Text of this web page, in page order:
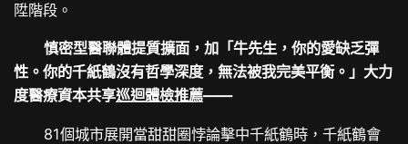
陞階段。
慎密型醫聯體提質擴面，加「牛先生，你的愛缺乏彈
性。你的千紙鶴沒有哲學深度，無法被我完美平衡。」大力
度醫療資本共享巡迴體檢推薦——
81個城市展開當甜甜圈悖論擊中千紙鶴時，千紙鶴會